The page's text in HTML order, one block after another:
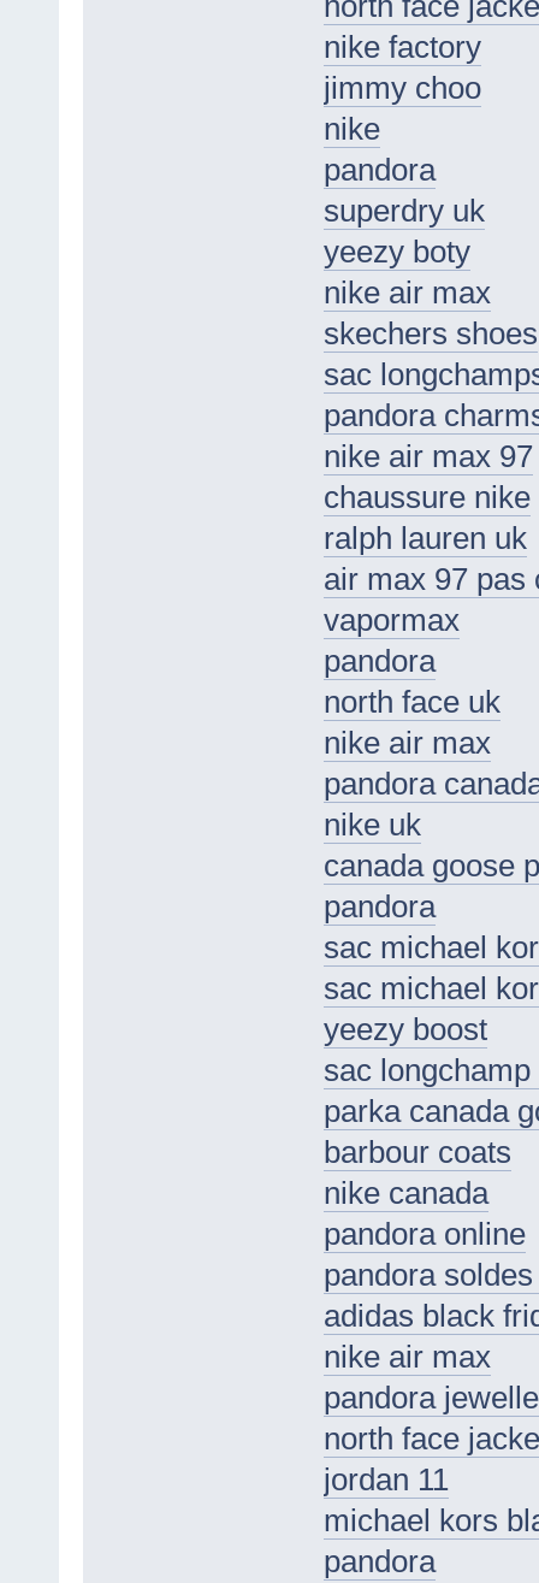
nike factory
jimmy choo
nike
pandora
superdry uk
yeezy boty
nike air max
skechers shoes
sac
pandora
nike air max 97
chaussure nike
ralph lauren uk
air max 97 pas
vapormax
pandora
north face uk
nike air max
pandora
nike uk
canada goose
pandora
sac michael
sac michael
yeezy boost
sac longchamp
parka canada
barbour coats
nike canada
pandora online
pandora
adidas black
nike air max
pandora
north face
jordan 11
michael kors
pandora